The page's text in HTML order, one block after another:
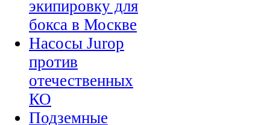
экипировку для
бокса в Москве
Насосы Jurop
против
отечественных
КО
Подземные